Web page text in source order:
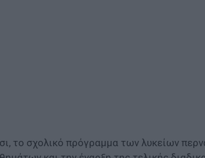
το σχολικό πρόγραμμα των λυκείων